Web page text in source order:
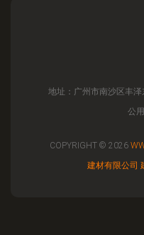
地址：广州市南沙区丰
公
COPYRIGHT © 2026
建材有限公司